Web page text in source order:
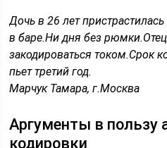
Дочь в 26 лет
в баре.Ни дня без
закодироваться током.Срок
пьет третий год.
Марчук Тамара, г.Москва
Аргументы в пользу
кодировки